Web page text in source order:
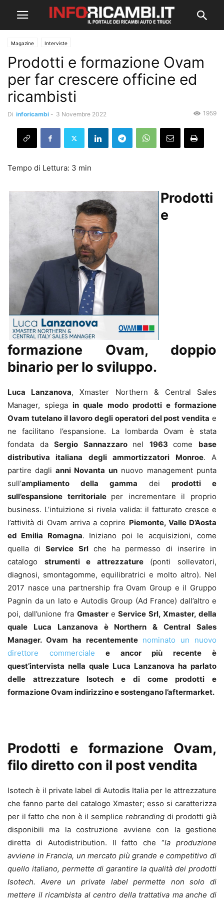
Magazine Interviste
Prodotti e formazione Ovam
per far crescere officine ed
ricambisti
Di inforicambi - 3 Novembre 2022 1959
Prodotti
e
formazione Ovam, doppio
binario per lo sviluppo.
Luca Lanzanova, Xmaster Northern & Central Sales
Manager, spiegain quale modo prodotti e formazione
Ovam tutelano il lavoro degli operatori del post vendita e
ne facilitano l’espansione. La lombarda Ovam è stata
fondata daSergio Sannazzaro nel 1963come base
distributiva italiana degli ammortizzatori Monroe. A
partire dagli anni Novanta unnuovo management punta
sull’ampliamento della gamma dei prodotti e
sull’espansione territoriale per incrementare il proprio
business. L’intuizione si rivela valida: il fatturato cresce e
l’attività di Ovam arriva a coprire Piemonte, Valle D’Aosta
ed Emilia Romagna. Iniziano poi le acquisizioni, come
quella diService Srlche ha permesso di inserire in
catalogo strumenti e attrezzature(ponti sollevatori,
diagnosi, smontagomme, equilibratrici e molto altro). Nel
2017 nasce una partnership fra Ovam Group e il Gruppo
Pagnin da un lato e Autodis Group (Ad France) dall’altro e
poi, dall’unione fra Gmaster eService Srl,Xmaster, della
quale Luca Lanzanova è Northern & Central Sales
Manager. Ovam ha recentemente nominato un nuovo
direttore commerciale e ancor più recente è
quest’intervista nella quale Luca Lanzanova ha parlato
delle attrezzature Isotech e di come prodotti e
formazione Ovam indirizzino e sostengano l’aftermarket.
Prodotti e formazione Ovam,
filo diretto con il post vendita
Isotech è il private label di Autodis Italia per le attrezzature
che fanno parte del catalogo Xmaster; esso si caratterizza
per il fatto che non è il semplice rebrandingdi prodotti già
disponibili ma la costruzione avviene con la gestione
diretta di Autodistribution. Il fatto che “la produzione
avviene in Francia, un mercato più grande e competitivo di
quello italiano, permette di garantire la qualità dei prodotti
Isotech. Avere un private label permette non solo di
mettere il ricambista al centro della trattativa ma anche di